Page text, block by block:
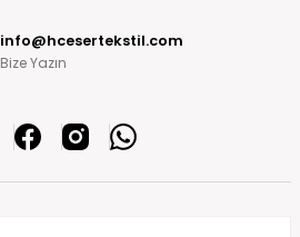
info@hcesertekstil.com
Bize Yazın